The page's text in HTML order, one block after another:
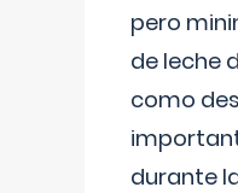
pero
de leche
como
durante